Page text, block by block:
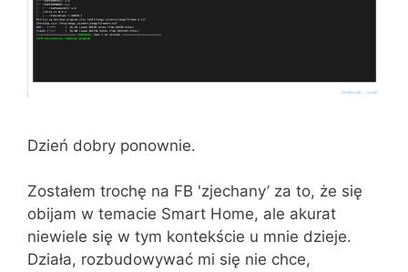
Dzień dobry ponownie.
Zostałem trochę na FB 'zjechany’ za to, że się
obijam w temacie Smart Home, ale akurat
niewiele się w tym kontekście u mnie dzieje.
Działa, rozbudowywać mi się nie chce,